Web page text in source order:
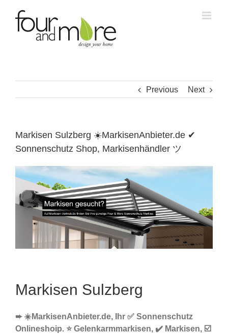
content
Previous Next
Markisen Sulzberg ☀️MarkisenAnbieter.de ✔
Sonnenschutz Shop, Markisenhändler ツ
Markisen Sulzberg
➨ ☀️MarkisenAnbieter.de, Ihr ✅ Sonnenschutz
Onlineshoip. ⭐ Gelenkarmmarkisen, ✔️ Markisen, ☑️